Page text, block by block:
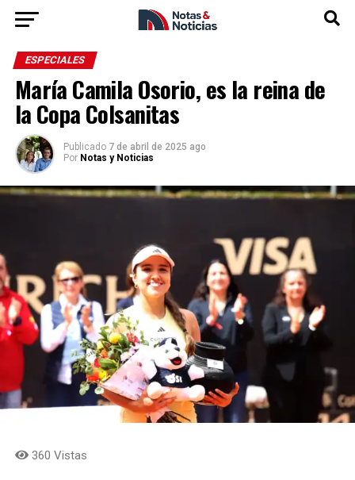
ESPECIALES
María Camila Osorio, es la reina de
la Copa Colsanitas
Publicado 7 de abril de 2025 ago
Por Notas y Noticias
360 Vistas